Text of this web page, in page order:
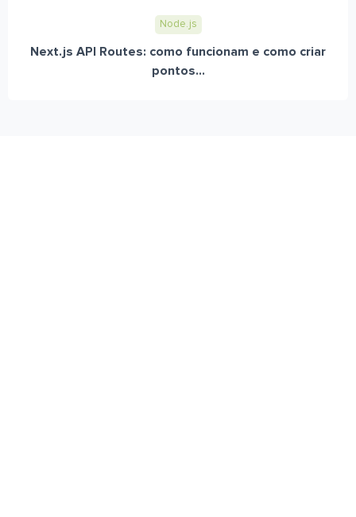
Node.js
Next.js API Routes: como funcionam e como criar
pontos...